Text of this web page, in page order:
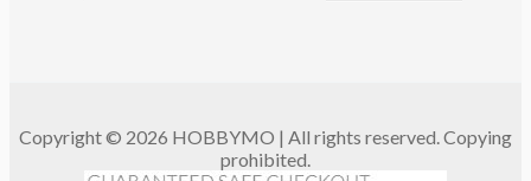
Copyright © 2026 HOBBYMO | All rights reserved. Copying
prohibited.